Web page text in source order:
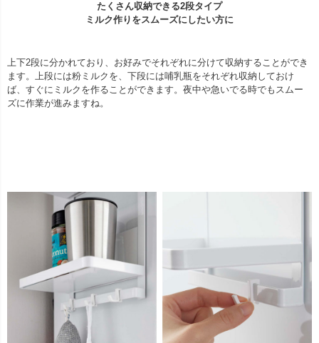
たくさん収納できる2段タイプ
ミルク作りをスムーズにしたい方に
上下2段に分かれており、お好みでそれぞれに分けて収納することができ
ます。上段には粉ミルクを、下段には哺乳瓶をそれぞれ収納しておけ
ば、すぐにミルクを作ることができます。夜中や急いでる時でもスムー
ズに作業が進みますね。